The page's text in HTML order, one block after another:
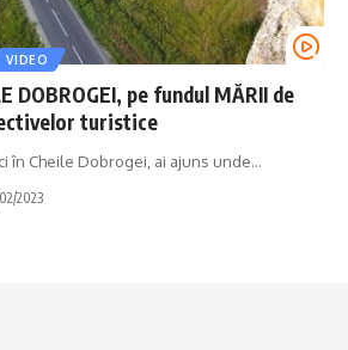
VIDEO
DOBROGEI, pe fundul MĂRII de
turistice
în Cheile Dobrogei, ai ajuns unde…
2023